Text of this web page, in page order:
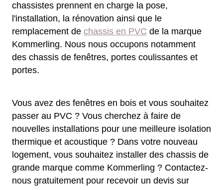
chassistes prennent en charge la pose,
l'installation, la rénovation ainsi que le
remplacement de chassis en PVC de la marque
Kommerling. Nous nous occupons notamment
des chassis de fenêtres, portes coulissantes et
portes.
Vous avez des fenêtres en bois et vous souhaitez
passer au PVC ? Vous cherchez à faire de
nouvelles installations pour une meilleure isolation
thermique et acoustique ? Dans votre nouveau
logement, vous souhaitez installer des chassis de
grande marque comme Kommerling ? Contactez-
nous gratuitement pour recevoir un devis sur